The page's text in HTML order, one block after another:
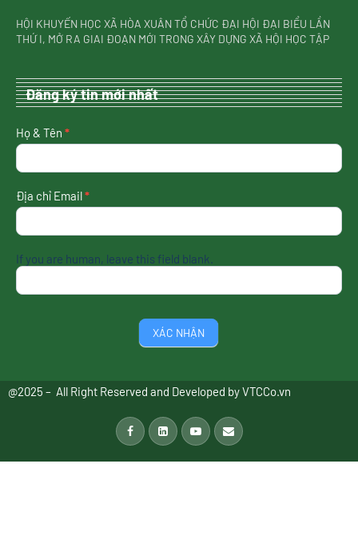
HỘI KHUYẾN HỌC XÃ HÒA XUÂN TỔ CHỨC ĐẠI HỘI ĐẠI BIỂU LẦN
THỨ I, MỞ RA GIAI ĐOẠN MỚI TRONG XÂY DỰNG XÃ HỘI HỌC TẬP
Đăng ký tin mới nhất
nhận
tin
nhất
Họ & Tên *
Địa chỉ Email*
If you are human, leave this field blank.
XÁC NHẬN
@2025 – All Right Reserved and Developed byVTCCo.vn